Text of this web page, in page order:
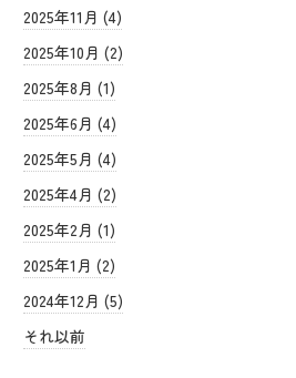
2025年11月 (4)
2025年10月 (2)
2025年8月 (1)
2025年6月 (4)
2025年5月 (4)
2025年4月 (2)
2025年2月 (1)
2025年1月 (2)
2024年12月 (5)
それ以前